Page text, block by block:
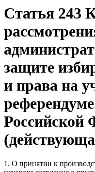
Статья 243
защите
и права на
Российской
1. О принятии к